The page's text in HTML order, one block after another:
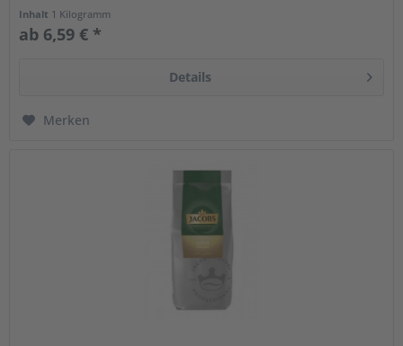
Inhalt 1 Kilogramm
ab 6,59 € *
Details
Merken